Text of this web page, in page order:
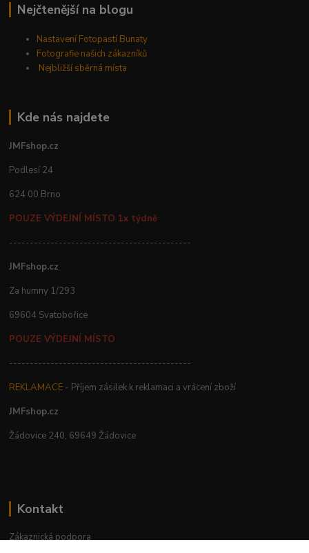
Nejčtenější na blogu
Nastavení Fotopastí Bunaty
Fotografie našich zákazníků
Nejbližší sběrná místa
Kde nás najdete
JMFshop.cz
Podlesí 24
624 00 Brno
POUZE VÝDEJNÍ MÍSTO 1x týdně
--------------------------------------------
JMFshop.cz
Za humny 1/293
69604 Svatobořice
POUZE VÝDEJNÍ MÍSTO
--------------------------------------------
REKLAMACE - Příjem zásilek k reklamaci a vrácení zboží
JMFshop.cz
Žádovice 240, 69649 Žádovice
Kontakt
Zákaznická podpora